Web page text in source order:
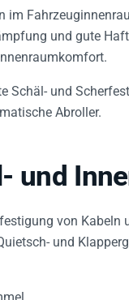
im
und gute
Schäl- und
Abroller.
und
von Kabeln
und